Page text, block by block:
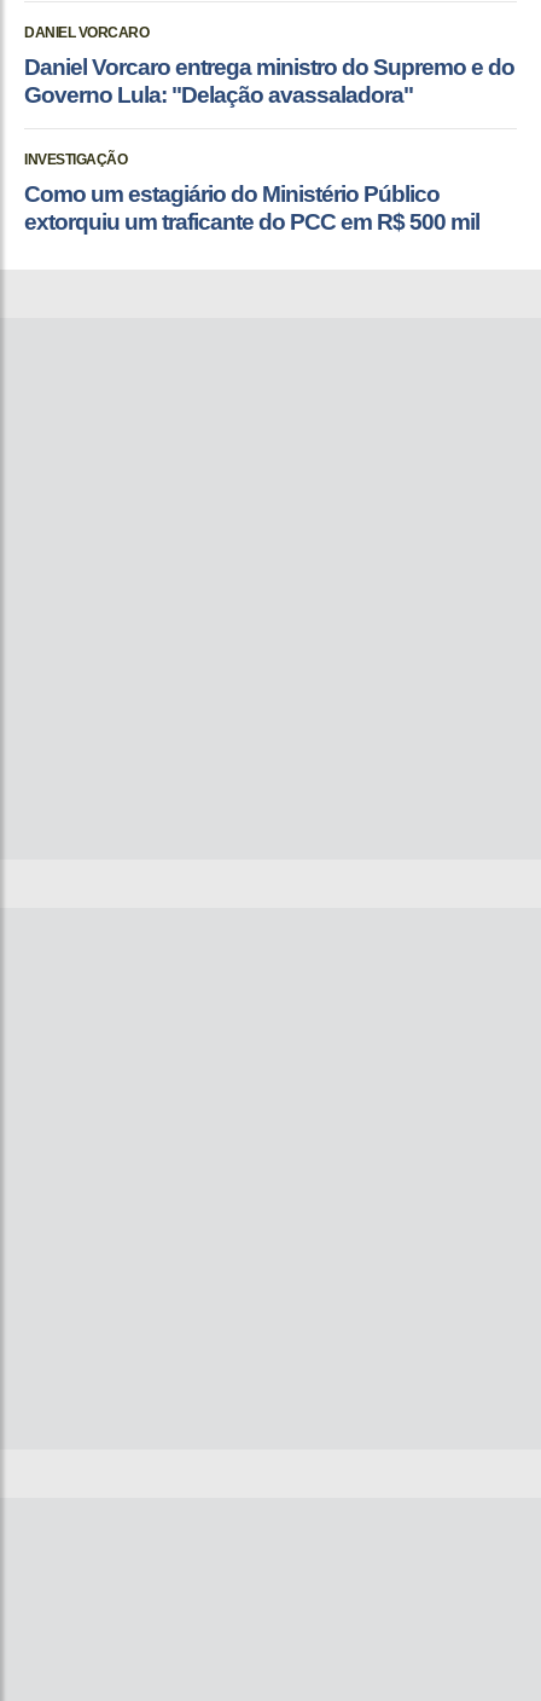
DANIEL VORCARO
Daniel Vorcaro entrega ministro do Supremo e do
Governo Lula: "Delação avassaladora"
INVESTIGAÇÃO
Como um estagiário do Ministério Público
extorquiu um traficante do PCC em R$ 500 mil